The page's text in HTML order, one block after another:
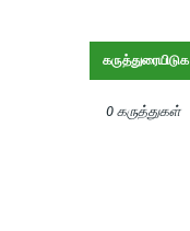
கருத்துரையிடுக
0 கருத்துகள்